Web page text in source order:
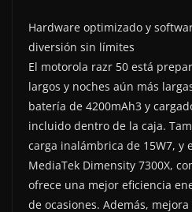
Hardware optimizado y
diversión sin límites
El motorola razr 50 está
largos y noches aún más
batería de 4200mAh3 y
incluido dentro de la caja.
carga inalámbrica de 15W7, y
MediaTek Dimensity 7300X,
ofrece una mejor eficiencia
de ocasiones. Además,